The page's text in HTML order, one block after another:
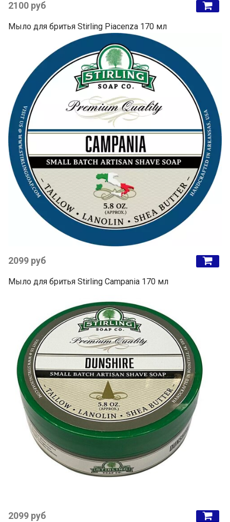
2100 руб
Мыло для бритья Stirling Piacenza 170 мл
2099 руб
Мыло для бритья Stirling Campania 170 мл
2099 руб